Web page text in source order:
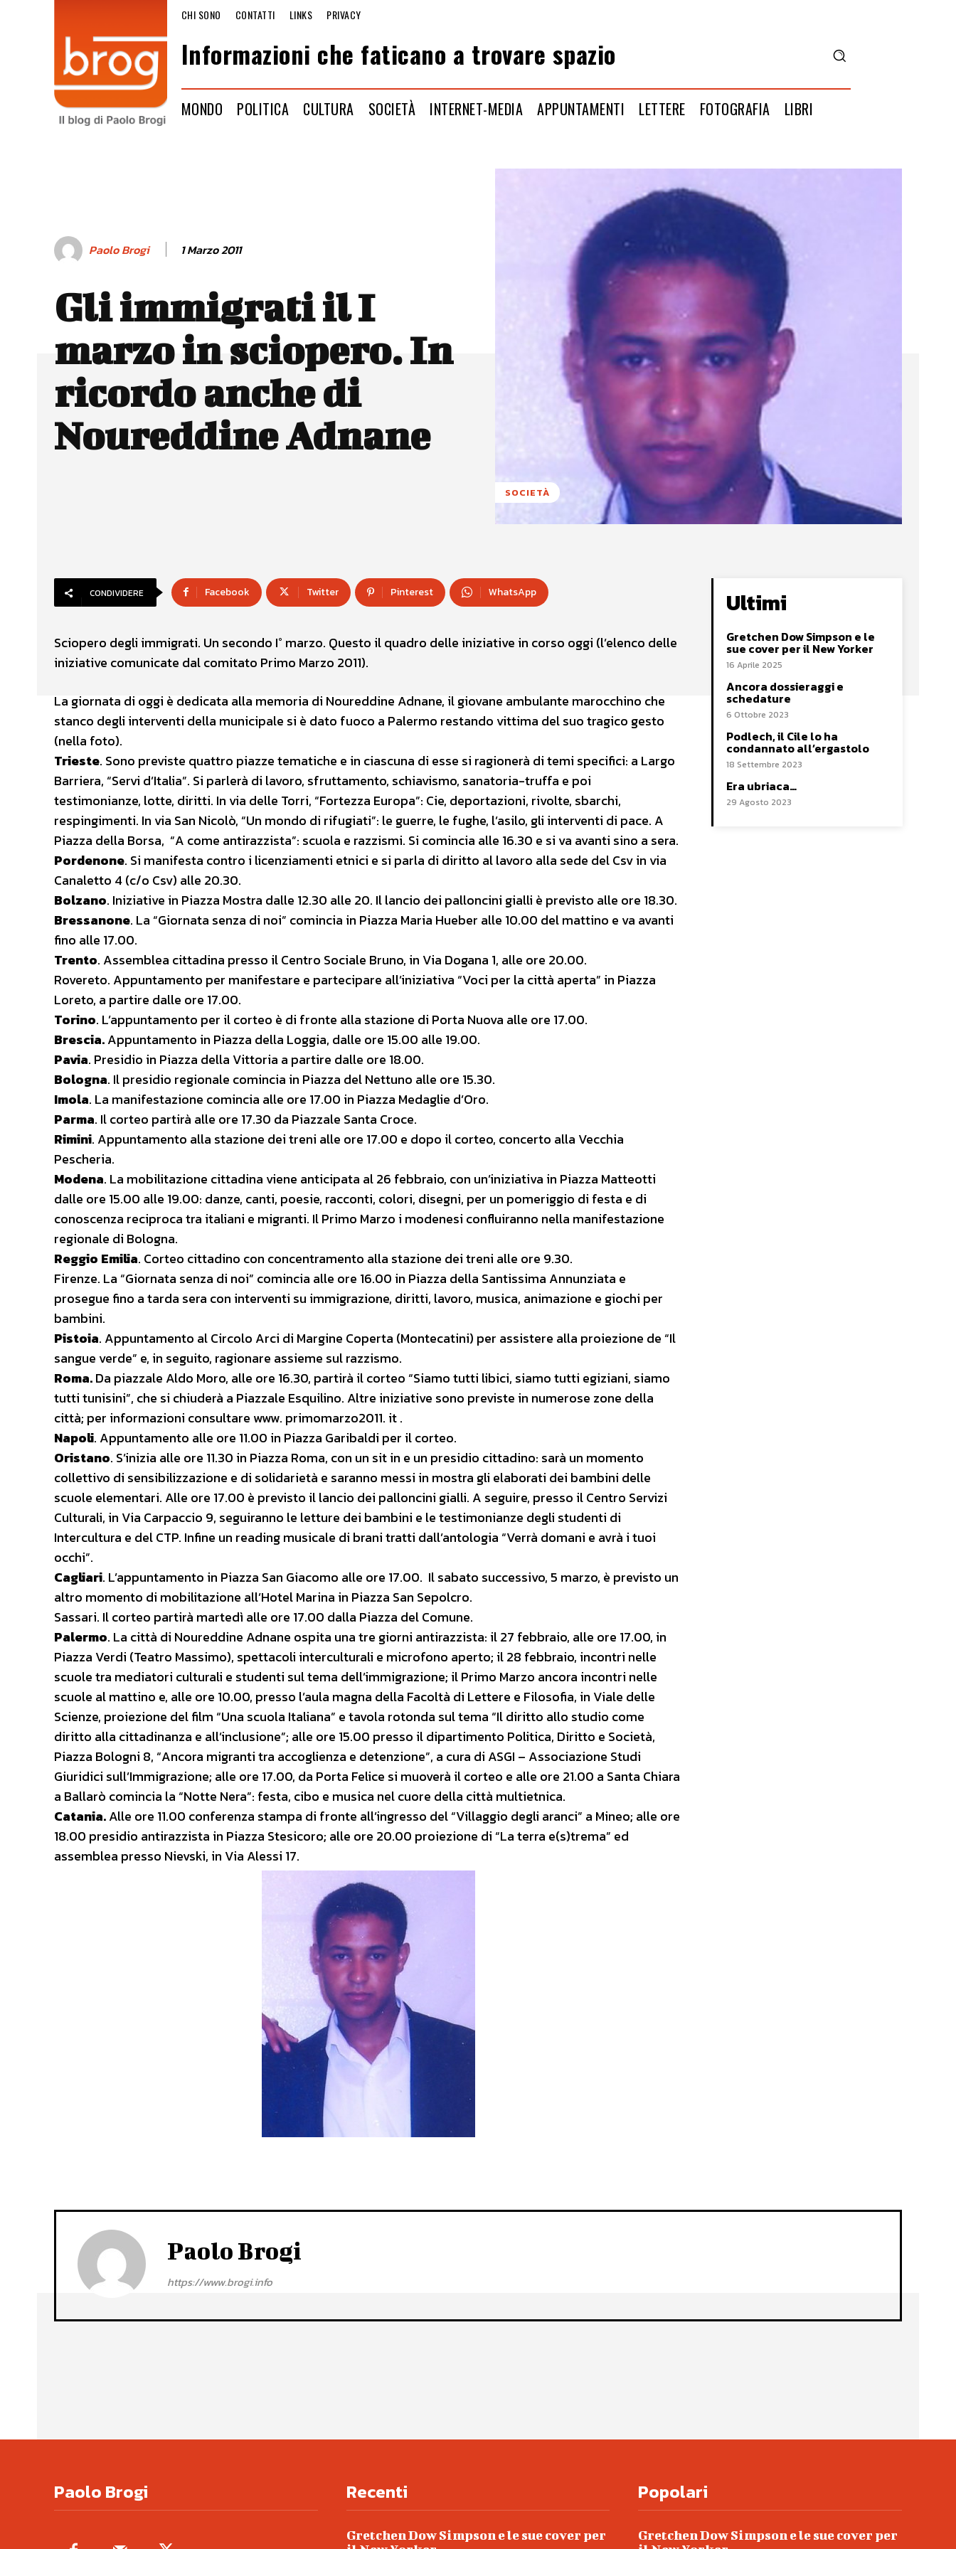
CHI SONO CONTATTI LINKS PRIVACY
Informazioni che faticano a trovare spazio
MONDO POLITICA CULTURA SOCIETÀ INTERNET-MEDIA APPUNTAMENTI LETTERE FOTOGRAFIA LIBRI
Paolo Brogi 1 Marzo 2011
Gli immigrati il I
marzo in sciopero. In
ricordo anche di
Noureddine Adnane
SOCIETÀ
CONDIVIDERE Facebook Twitter Pinterest WhatsApp
Sciopero degli immigrati. Un secondo I° marzo. Questo il quadro delle iniziative in corso oggi (l’elenco delle
iniziative comunicate dal comitato Primo Marzo 2011).
La giornata di oggi è dedicata alla memoria di Noureddine Adnane, il giovane ambulante marocchino che
stanco degli interventi della municipale si è dato fuoco a Palermo restando vittima del suo tragico gesto
(nella foto).
Trieste. Sono previste quattro piazze tematiche e in ciascuna di esse si ragionerà di temi specifici: a Largo
Barriera, “Servi d’Italia”. Si parlerà di lavoro, sfruttamento, schiavismo, sanatoria-truffa e poi
testimonianze, lotte, diritti. In via delle Torri, “Fortezza Europa”: Cie, deportazioni, rivolte, sbarchi,
respingimenti. In via San Nicolò, “Un mondo di rifugiati”: le guerre, le fughe, l’asilo, gli interventi di pace. A
Piazza della Borsa, “A come antirazzista”: scuola e razzismi. Si comincia alle 16.30 e si va avanti sino a sera.
Pordenone. Si manifesta contro i licenziamenti etnici e si parla di diritto al lavoro alla sede del Csv in via
Canaletto 4 (c/o Csv) alle 20.30.
Bolzano. Iniziative in Piazza Mostra dalle 12.30 alle 20. Il lancio dei palloncini gialli è previsto alle ore 18.30.
Bressanone. La “Giornata senza di noi” comincia in Piazza Maria Hueber alle 10.00 del mattino e va avanti
fino alle 17.00.
Trento. Assemblea cittadina presso il Centro Sociale Bruno, in Via Dogana 1, alle ore 20.00.
Rovereto. Appuntamento per manifestare e partecipare all’iniziativa “Voci per la città aperta” in Piazza
Loreto, a partire dalle ore 17.00.
Torino. L’appuntamento per il corteo è di fronte alla stazione di Porta Nuova alle ore 17.00.
Brescia.Appuntamento in Piazza della Loggia, dalle ore 15.00 alle 19.00.
Pavia. Presidio in Piazza della Vittoria a partire dalle ore 18.00.
Bologna. Il presidio regionale comincia in Piazza del Nettuno alle ore 15.30.
Imola. La manifestazione comincia alle ore 17.00 in Piazza Medaglie d’Oro.
Parma. Il corteo partirà alle ore 17.30 da Piazzale Santa Croce.
Rimini. Appuntamento alla stazione dei treni alle ore 17.00 e dopo il corteo, concerto alla Vecchia
Pescheria.
Modena. La mobilitazione cittadina viene anticipata al 26 febbraio, con un’iniziativa in Piazza Matteotti
dalle ore 15.00 alle 19.00: danze, canti, poesie, racconti, colori, disegni, per un pomeriggio di festa e di
conoscenza reciproca tra italiani e migranti. Il Primo Marzo i modenesi confluiranno nella manifestazione
regionale di Bologna.
Reggio Emilia. Corteo cittadino con concentramento alla stazione dei treni alle ore 9.30.
Firenze. La “Giornata senza di noi” comincia alle ore 16.00 in Piazza della Santissima Annunziata e
prosegue fino a tarda sera con interventi su immigrazione, diritti, lavoro, musica, animazione e giochi per
bambini.
Pistoia. Appuntamento al Circolo Arci di Margine Coperta (Montecatini) per assistere alla proiezione de “Il
sangue verde” e, in seguito, ragionare assieme sul razzismo.
Roma.Da piazzale Aldo Moro, alle ore 16.30, partirà il corteo “Siamo tutti libici, siamo tutti egiziani, siamo
tutti tunisini”, che si chiuderà a Piazzale Esquilino. Altre iniziative sono previste in numerose zone della
città; per informazioni consultare www. primomarzo2011. it .
Napoli. Appuntamento alle ore 11.00 in Piazza Garibaldi per il corteo.
Oristano. S’inizia alle ore 11.30 in Piazza Roma, con un sit in e un presidio cittadino: sarà un momento
collettivo di sensibilizzazione e di solidarietà e saranno messi in mostra gli elaborati dei bambini delle
scuole elementari. Alle ore 17.00 è previsto il lancio dei palloncini gialli. A seguire, presso il Centro Servizi
Culturali, in Via Carpaccio 9, seguiranno le letture dei bambini e le testimonianze degli studenti di
Intercultura e del CTP. Infine un reading musicale di brani tratti dall’antologia “Verrà domani e avrà i tuoi
occhi”.
Cagliari. L’appuntamento in Piazza San Giacomo alle ore 17.00. Il sabato successivo, 5 marzo, è previsto un
altro momento di mobilitazione all’Hotel Marina in Piazza San Sepolcro.
Sassari. Il corteo partirà martedì alle ore 17.00 dalla Piazza del Comune.
Palermo. La città di Noureddine Adnane ospita una tre giorni antirazzista: il 27 febbraio, alle ore 17.00, in
Piazza Verdi (Teatro Massimo), spettacoli interculturali e microfono aperto; il 28 febbraio, incontri nelle
scuole tra mediatori culturali e studenti sul tema dell’immigrazione; il Primo Marzo ancora incontri nelle
scuole al mattino e, alle ore 10.00, presso l’aula magna della Facoltà di Lettere e Filosofia, in Viale delle
Scienze, proiezione del film “Una scuola Italiana” e tavola rotonda sul tema “Il diritto allo studio come
diritto alla cittadinanza e all’inclusione”; alle ore 15.00 presso il dipartimento Politica, Diritto e Società,
Piazza Bologni 8, “Ancora migranti tra accoglienza e detenzione”, a cura di ASGI – Associazione Studi
Giuridici sull’Immigrazione; alle ore 17.00, da Porta Felice si muoverà il corteo e alle ore 21.00 a Santa Chiara
a Ballarò comincia la “Notte Nera”: festa, cibo e musica nel cuore della città multietnica.
Catania.Alle ore 11.00 conferenza stampa di fronte all’ingresso del “Villaggio degli aranci” a Mineo; alle ore
18.00 presidio antirazzista in Piazza Stesicoro; alle ore 20.00 proiezione di “La terra e(s)trema” ed
assemblea presso Nievski, in Via Alessi 17.
Ultimi
Gretchen Dow Simpson e le
sue cover per il New Yorker
16 Aprile 2025
Ancora dossieraggi e
schedature
6 Ottobre 2023
Podlech, il Cile lo ha
condannato all’ergastolo
18 Settembre 2023
Era ubriaca…
29 Agosto 2023
Paolo Brogi
https://www.brogi.info
Paolo Brogi Recenti
Gretchen Dow Simpson e le sue cover per
Popolari
Gretchen Dow Simpson e le sue cover per